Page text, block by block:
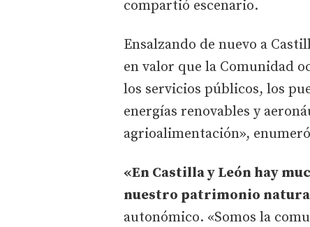
compartió escenario.
Ensalzando de nuevo a
en valor que la Comunidad
los servicios públicos, los
energías renovables y
agrioalimentación»,
«En Castilla y León hay
nuestro patrimonio
autonómico. «Somos la